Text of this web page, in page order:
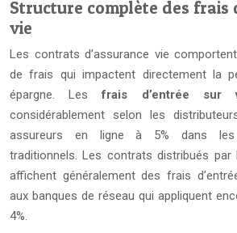
Structure complète des frais
vie
Les contrats d’assurance vie
de frais qui impactent directement la
épargne. Lesfrais d’entrée sur
considérablement selon les
assureurs en ligne à 5% dans les
traditionnels. Les contrats distribués par
affichent généralement des frais
aux banques de réseau qui appliquent
4%.